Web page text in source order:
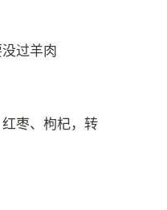
过羊肉
枣、枸杞，转